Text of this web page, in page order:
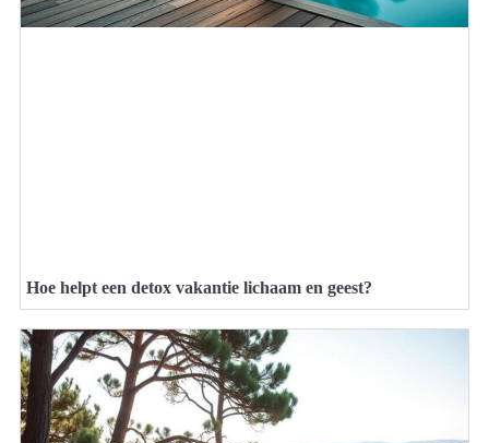
Hoe helpt een detox vakantie lichaam en geest?